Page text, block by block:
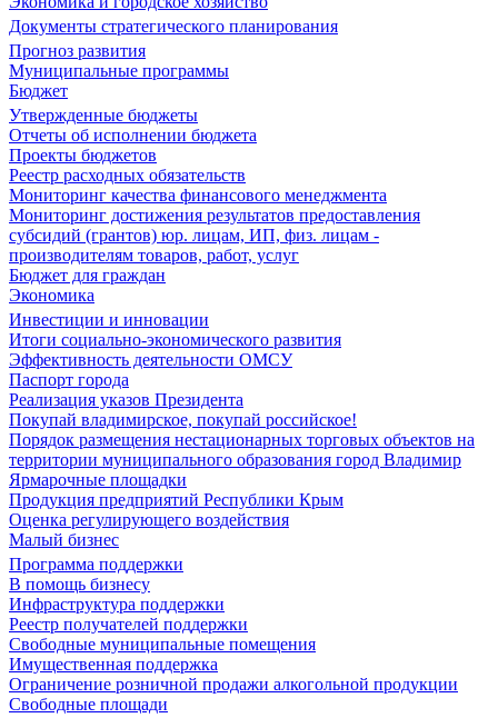
Документы стратегического планирования
Прогноз развития
Муниципальные программы
Бюджет
Утвержденные бюджеты
Отчеты об исполнении бюджета
Проекты бюджетов
Реестр расходных обязательств
Мониторинг качества финансового менеджмента
Мониторинг достижения результатов предоставления
субсидий (грантов) юр. лицам, ИП, физ. лицам -
производителям товаров, работ, услуг
Бюджет для граждан
Экономика
Инвестиции и инновации
Итоги социально-экономического развития
Эффективность деятельности ОМСУ
Паспорт города
Реализация указов Президента
Покупай владимирское, покупай российское!
Порядок размещения нестационарных торговых объектов на
территории муниципального образования город Владимир
Ярмарочные площадки
Продукция предприятий Республики Крым
Оценка регулирующего воздействия
Малый бизнес
Программа поддержки
В помощь бизнесу
Инфраструктура поддержки
Реестр получателей поддержки
Свободные муниципальные помещения
Имущественная поддержка
Ограничение розничной продажи алкогольной продукции
Свободные площади